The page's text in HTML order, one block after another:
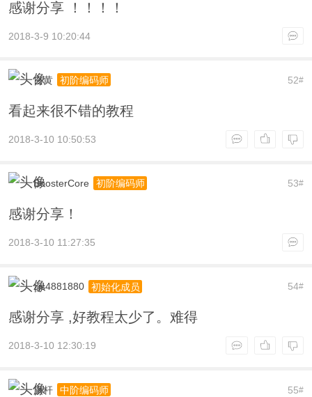
感谢分享 ！！！！
2018-3-9 10:20:44
52#
玄黄 初阶编码师
看起来很不错的教程
2018-3-10 10:50:53
53#
BoosterCore 初阶编码师
感谢分享！
2018-3-10 11:27:35
54#
zjs4881880 初始化成员
感谢分享 ,好教程太少了。难得
2018-3-10 12:30:19
55#
旗杆 中阶编码师